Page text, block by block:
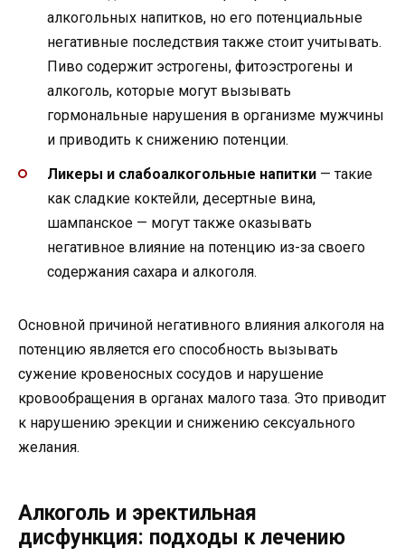
алкогольных напитков, но его потенциальные
негативные последствия также стоит учитывать.
Пиво содержит эстрогены, фитоэстрогены и
алкоголь, которые могут вызывать
гормональные нарушения в организме мужчины
и приводить к снижению потенции.
Ликеры и слабоалкогольные напитки — такие
как сладкие коктейли, десертные вина,
шампанское — могут также оказывать
негативное влияние на потенцию из-за своего
содержания сахара и алкоголя.
Основной причиной негативного влияния алкоголя на
потенцию является его способность вызывать
сужение кровеносных сосудов и нарушение
кровообращения в органах малого таза. Это приводит
к нарушению эрекции и снижению сексуального
желания.
Алкоголь и эректильная
дисфункция: подходы к лечению